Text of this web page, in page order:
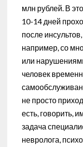
млн рублей. В
10-14 дней
после
например, со
или
человек
не просто
есть, говорить,
задача
невролога,